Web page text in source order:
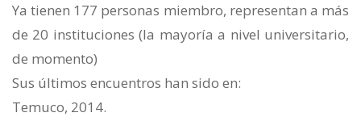
Ya tienen 177 personas miembro, representan a más
de 20 instituciones (la mayoría a nivel universitario,
de momento)
Sus últimos encuentros han sido en:
Temuco, 2014.